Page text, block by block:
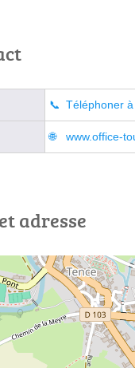
Téléphoner
www.office-
adresse